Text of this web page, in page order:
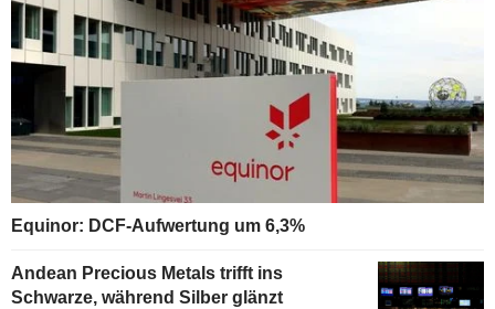
Equinor: DCF-Aufwertung um 6,3%
Andean Precious Metals trifft ins
Schwarze, während Silber glänzt